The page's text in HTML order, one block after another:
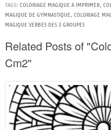
TAGS: COLORIAGE MAGIQUE A IMPRIMER,
MAGIQUE DE GYMNASTIQUE, COLORIAGE
MAGIQUE VERBES DES 3 GROUPES
Related Posts of
Cm2"